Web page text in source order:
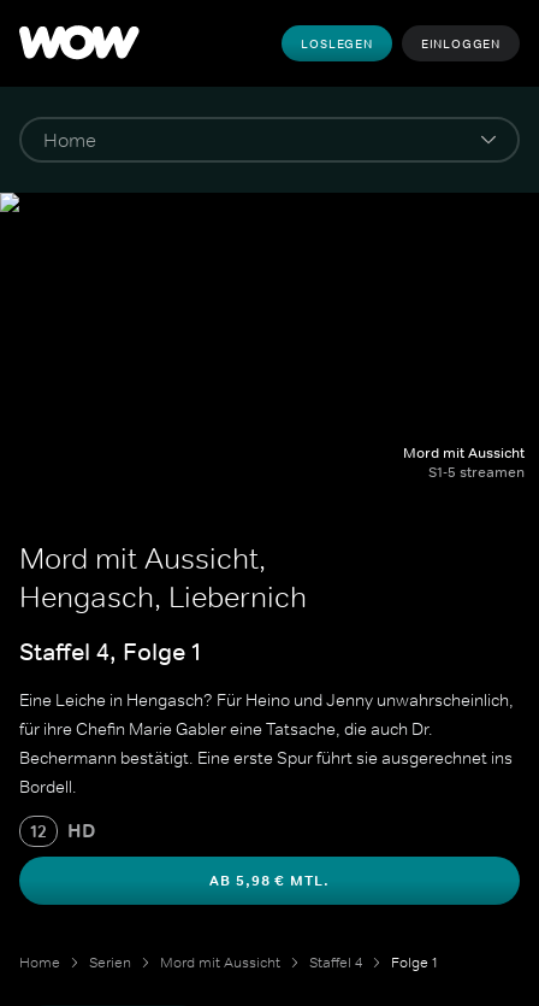
LOSLEGEN EINLOGGEN
Mord mit Aussicht
S1-5 streamen
Mord mit Aussicht,
Hengasch, Liebernich
Staffel 4, Folge 1
Eine Leiche in Hengasch? Für Heino und Jenny unwahrscheinlich,
für ihre Chefin Marie Gabler eine Tatsache, die auch Dr.
Bechermann bestätigt. Eine erste Spur führt sie ausgerechnet ins
Bordell.
12 HD
AB 5,98 € MTL.
Home Serien Mord mit Aussicht Staffel 4 Folge 1